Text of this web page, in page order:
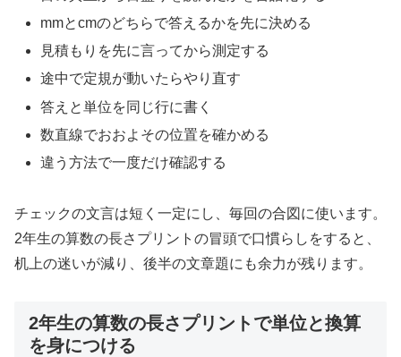
mmとcmのどちらで答えるかを先に決める
見積もりを先に言ってから測定する
途中で定規が動いたらやり直す
答えと単位を同じ行に書く
数直線でおおよその位置を確かめる
違う方法で一度だけ確認する
チェックの文言は短く一定にし、毎回の合図に使います。
2年生の算数の長さプリントの冒頭で口慣らしをすると、
机上の迷いが減り、後半の文章題にも余力が残ります。
2年生の算数の長さプリントで単位と換算
を身につける